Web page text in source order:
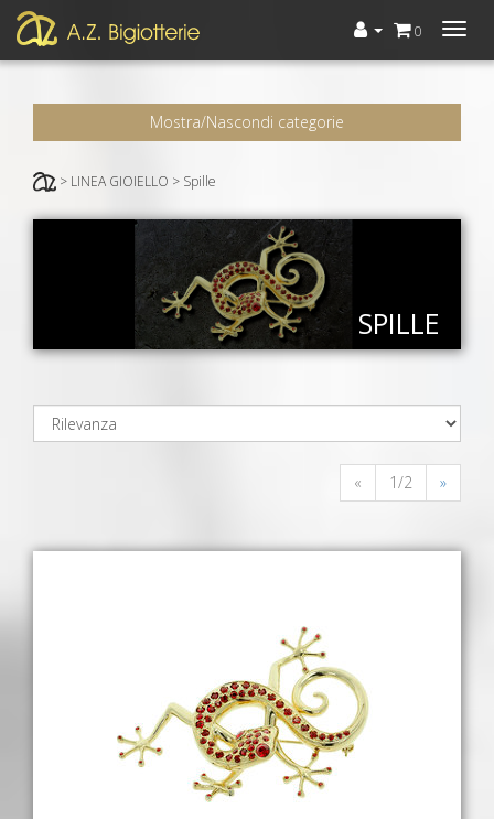
Menù
0
Mostra/Nascondi categorie
> LINEA GIOIELLO > Spille
SPILLE
« 1/2 »